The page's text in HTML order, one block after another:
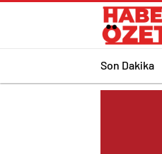
Son Dakika